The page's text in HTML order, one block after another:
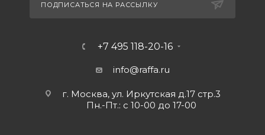
ПОДПИСАТЬСЯ НА РАССЫЛКУ
+7 495 118-20-16
info@raffa.ru
г. Москва, ул. Иркутская д.17 стр.3
Пн.-Пт.: с 10-00 до 17-00